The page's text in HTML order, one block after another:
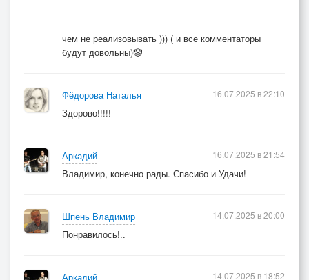
чем не реализовывать ))) ( и все комментаторы
будут довольны)🤡
Фёдорова Наталья
Здорово!!!!!
16.07.2025 в 22:10
Аркадий
Владимир, конечно рады. Спасибо и Удачи!
16.07.2025 в 21:54
Шпень Владимир
Понравилось!..
14.07.2025 в 20:00
Аркадий 14.07.2025 в 18:52